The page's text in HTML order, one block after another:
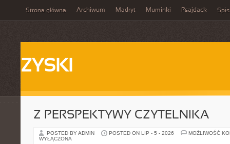
Strona główna Archiwum Madryt Muminki Psajdack Spis
ZYSKI
Z PERSPEKTYWY CZYTELNIKA
POSTED BY ADMIN POSTED ON LIP - 5 - 2026
MOŻLIWOŚĆ
WYŁĄCZONA